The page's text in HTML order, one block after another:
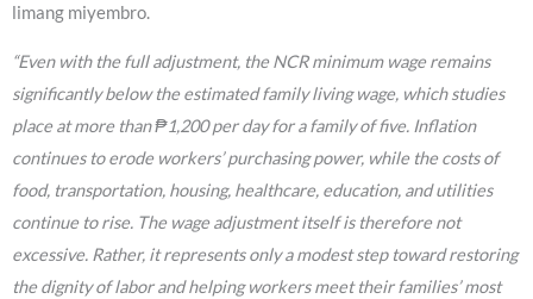
limang miyembro.
“Even with the full adjustment, the NCR minimum wage remains
significantly below the estimated family living wage, which studies
place at more than ₱1,200 per day for a family of five. Inflation
continues to erode workers’ purchasing power, while the costs of
food, transportation, housing, healthcare, education, and utilities
continue to rise. The wage adjustment itself is therefore not
excessive. Rather, it represents only a modest step toward restoring
the dignity of labor and helping workers meet their families’ most